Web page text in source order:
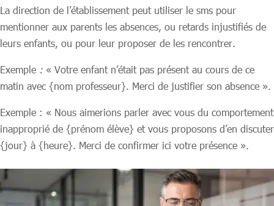
La direction de l’établissement peut utiliser le sms pour
mentionner aux parents les absences, ou retards injustifiés de
leurs enfants, ou pour leur proposer de les rencontrer.
Exemple : « Votre enfant n’était pas présent au cours de ce
matin avec {nom professeur}. Merci de justifier son absence ».
Exemple : « Nous aimerions parler avec vous du comportement
inapproprié de {prénom élève} et vous proposons d’en discuter
{jour} à {heure}. Merci de confirmer ici votre présence ».